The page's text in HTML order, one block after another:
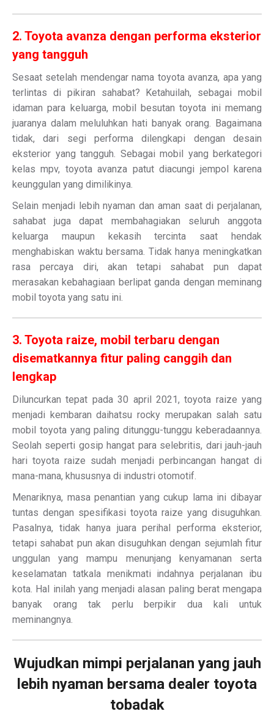
2. Toyota avanza dengan performa eksterior
yang tangguh
Sesaat setelah mendengar nama toyota avanza, apa yang
terlintas di pikiran sahabat? Ketahuilah, sebagai mobil
idaman para keluarga, mobil besutan toyota ini memang
juaranya dalam meluluhkan hati banyak orang. Bagaimana
tidak, dari segi performa dilengkapi dengan desain
eksterior yang tangguh. Sebagai mobil yang berkategori
kelas mpv, toyota avanza patut diacungi jempol karena
keunggulan yang dimilikinya.
Selain menjadi lebih nyaman dan aman saat di perjalanan,
sahabat juga dapat membahagiakan seluruh anggota
keluarga maupun kekasih tercinta saat hendak
menghabiskan waktu bersama. Tidak hanya meningkatkan
rasa percaya diri, akan tetapi sahabat pun dapat
merasakan kebahagiaan berlipat ganda dengan meminang
mobil toyota yang satu ini.
3. Toyota raize, mobil terbaru dengan
disematkannya fitur paling canggih dan
lengkap
Diluncurkan tepat pada 30 april 2021, toyota raize yang
menjadi kembaran daihatsu rocky merupakan salah satu
mobil toyota yang paling ditunggu-tunggu keberadaannya.
Seolah seperti gosip hangat para selebritis, dari jauh-jauh
hari toyota raize sudah menjadi perbincangan hangat di
mana-mana, khususnya di industri otomotif.
Menariknya, masa penantian yang cukup lama ini dibayar
tuntas dengan spesifikasi toyota raize yang disuguhkan.
Pasalnya, tidak hanya juara perihal performa eksterior,
tetapi sahabat pun akan disuguhkan dengan sejumlah fitur
unggulan yang mampu menunjang kenyamanan serta
keselamatan tatkala menikmati indahnya perjalanan ibu
kota. Hal inilah yang menjadi alasan paling berat mengapa
banyak orang tak perlu berpikir dua kali untuk
meminangnya.
Wujudkan mimpi perjalanan yang jauh
lebih nyaman bersama dealer toyota
tobadak